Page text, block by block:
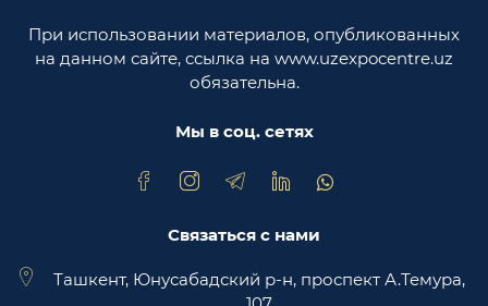
Министерство юстиции Республики
Узбекистан
торговая площадка Trade Uzbekistan
При использовании материалов, опубликованных
на данном сайте, ссылка на www.uzexpocentre.uz
обязательна.
Мы в соц. сетях
Связаться с нами
Ташкент, Юнусабадский р-н, проспект А.Темура,